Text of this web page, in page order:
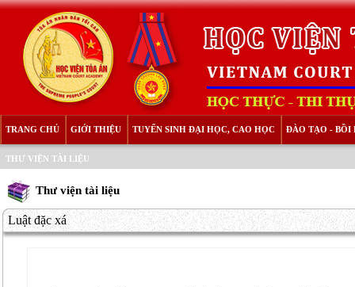
TRANG CHỦ GIỚI THIỆU TUYỂN SINH ĐẠI HỌC, CAO HỌC ĐÀO TẠO - BỒI
THƯ VIỆN TÀI LIỆU
Thư viện tài liệu
Luật đặc xá